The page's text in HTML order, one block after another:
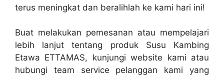
terus meningkat dan beralihlah ke kami hari ini!
Buat melakukan pemesanan atau mempelajari
lebih lanjut tentang produk Susu Kambing
Etawa ETTAMAS, kunjungi website kami atau
hubungi team service pelanggan kami yang